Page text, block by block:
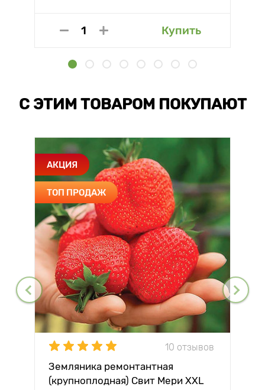
Купить
С ЭТИМ ТОВАРОМ ПОКУПАЮТ
АКЦИЯ
ТОП ПРОДАЖ
10 отзывов
Земляника ремонтантная
(крупноплодная) Свит Мери XXL